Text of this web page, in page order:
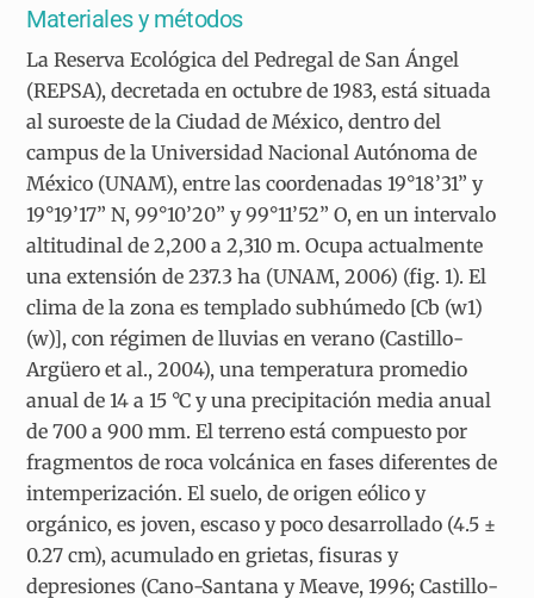
Materiales y métodos
La Reserva Ecológica del Pedregal de San Ángel
(REPSA), decretada en octubre de 1983, está situada
al suroeste de la Ciudad de México, dentro del
campus de la Universidad Nacional Autónoma de
México (UNAM), entre las coordenadas 19°18’31” y
19°19’17” N, 99°10’20” y 99°11’52” O, en un intervalo
altitudinal de 2,200 a 2,310 m. Ocupa actualmente
una extensión de 237.3 ha (UNAM, 2006) (fig. 1). El
clima de la zona es templado subhúmedo [Cb (w1)
(w)], con régimen de lluvias en verano (Castillo-
Argüero et al., 2004), una temperatura promedio
anual de 14 a 15 °C y una precipitación media anual
de 700 a 900 mm. El terreno está compuesto por
fragmentos de roca volcánica en fases diferentes de
intemperización. El suelo, de origen eólico y
orgánico, es joven, escaso y poco desarrollado (4.5 ±
0.27 cm), acumulado en grietas, fisuras y
depresiones (Cano-Santana y Meave, 1996; Castillo-